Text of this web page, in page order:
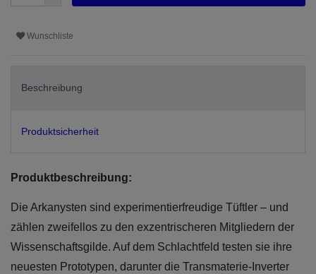
Wunschliste
Beschreibung
Produktsicherheit
Produktbeschreibung:
Die Arkanysten sind experimentierfreudige Tüftler – und
zählen zweifellos zu den exzentrischeren Mitgliedern der
Wissenschaftsgilde. Auf dem Schlachtfeld testen sie ihre
neuesten Prototypen, darunter die Transmaterie-Inverter